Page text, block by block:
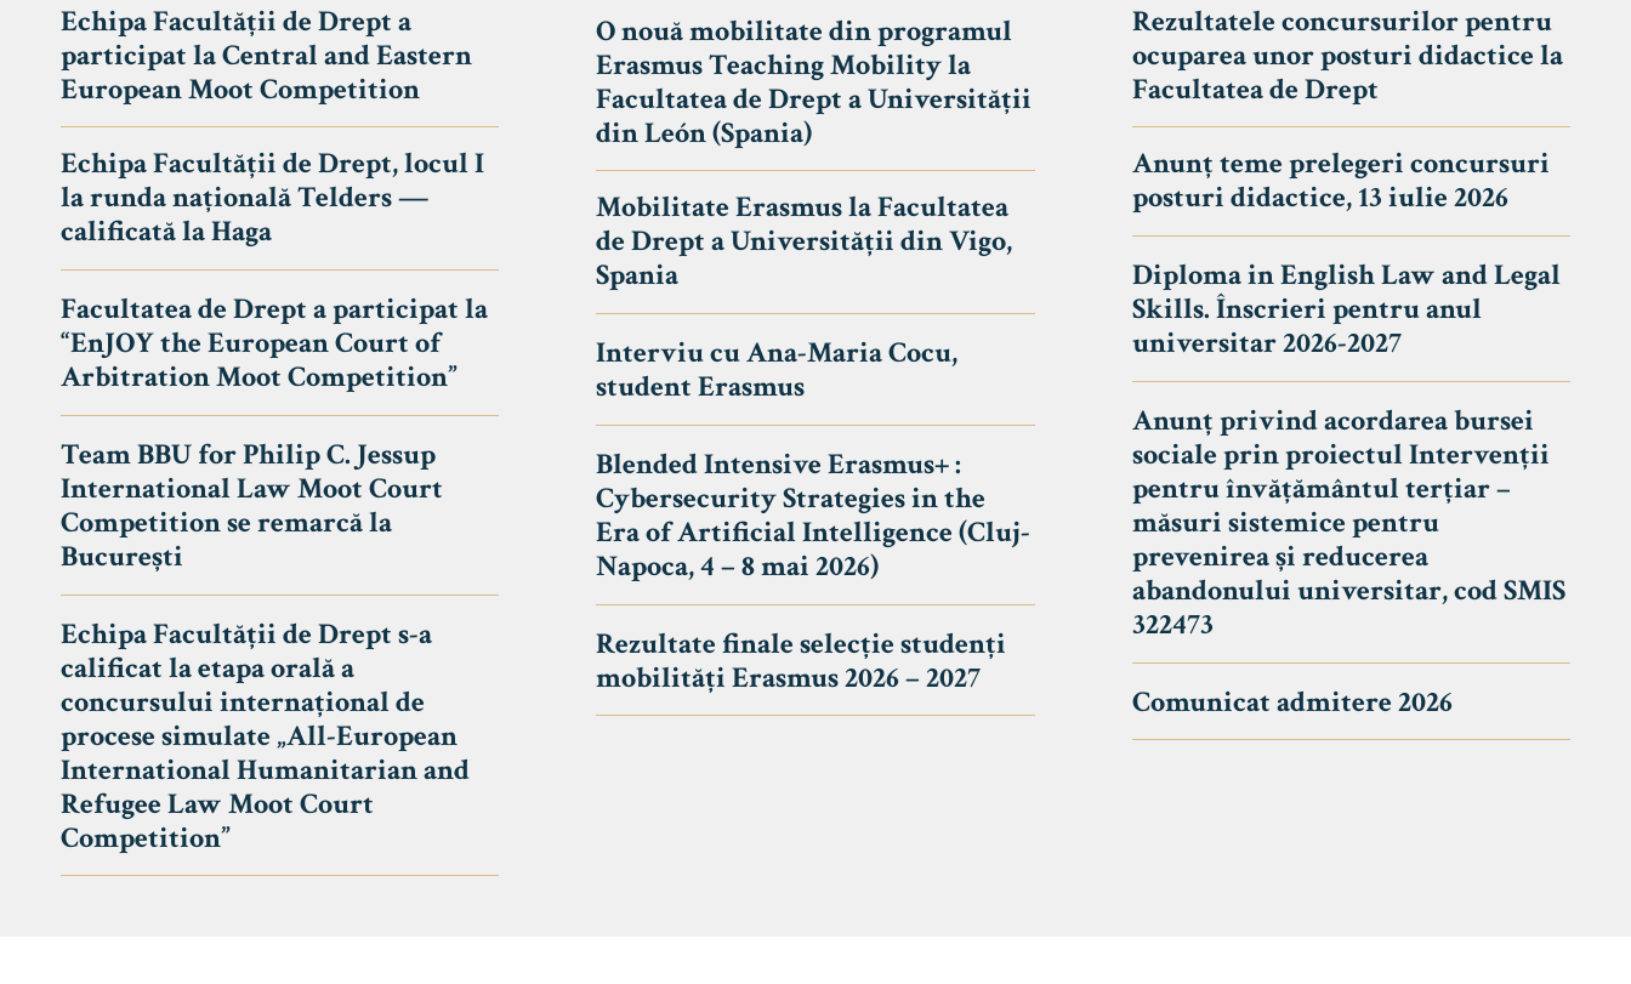
Echipa Facultății de Drept a
participat la Central and Eastern
European Moot Competition
Echipa Facultății de Drept, locul I
la runda națională Telders —
calificată la Haga
Facultatea de Drept a participat la
“EnJOY the European Court of
Arbitration Moot Competition”
Team BBU for Philip C. Jessup
International Law Moot Court
Competition se remarcă la
București
Echipa Facultății de Drept s-a
calificat la etapa orală a
concursului internațional de
procese simulate „All-European
International Humanitarian and
Refugee Law Moot Court
Competition”
O nouă mobilitate din programul
Erasmus Teaching Mobility la
Facultatea de Drept a Universității
din León (Spania)
Mobilitate Erasmus la Facultatea
de Drept a Universității din Vigo,
Spania
Interviu cu Ana-Maria Cocu,
student Erasmus
Blended Intensive Erasmus+ :
Cybersecurity Strategies in the
Era of Artificial Intelligence (Cluj-
Napoca, 4 – 8 mai 2026)
Rezultate finale selecție studenți
mobilități Erasmus 2026 – 2027
Rezultatele concursurilor pentru
ocuparea unor posturi didactice la
Facultatea de Drept
Anunț teme prelegeri concursuri
posturi didactice, 13 iulie 2026
Diploma in English Law and Legal
Skills. Înscrieri pentru anul
universitar 2026-2027
Anunț privind acordarea bursei
sociale prin proiectul Intervenții
pentru învățământul terțiar –
măsuri sistemice pentru
prevenirea și reducerea
abandonului universitar, cod SMIS
322473
Comunicat admitere 2026